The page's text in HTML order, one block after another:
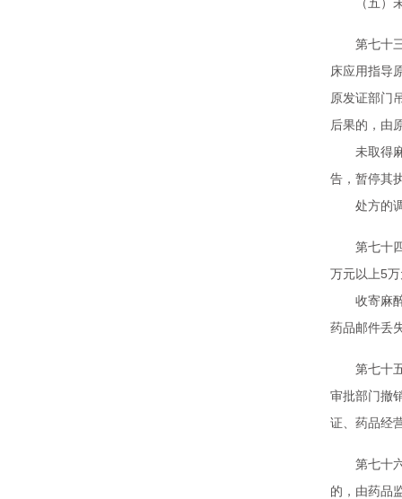
第七十三
床应用指导
原发证部门
后果的，由
未取得麻
告，暂停其
处方的调
第七十四
万元以上5
收寄麻醉
药品邮件丢
第七十五
审批部门撤
证、药品经
第七十六
的，由药品